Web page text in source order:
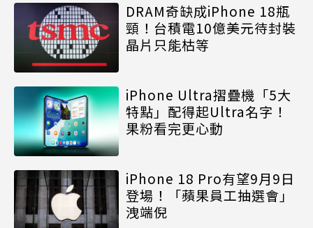
DRAM奇缺成iPhone 18瓶
頸！台積電10億美元待封裝
晶片只能枯等
iPhone Ultra摺疊機「5大
特點」配得起Ultra名字！
果粉看完更心動
iPhone 18 Pro有望9月9日
登場！「蘋果員工抽選會」
洩端倪